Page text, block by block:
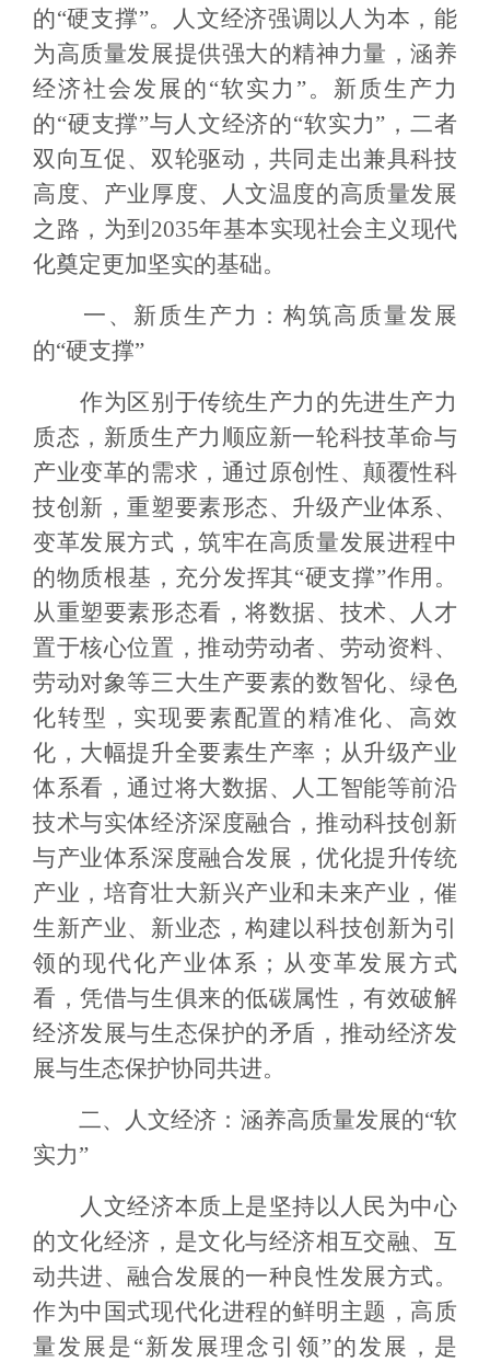
的“硬支撑”。人文经济强调以人为本，能
为高质量发展提供强大的精神力量，涵养
经济社会发展的“软实力”。新质生产力
的“硬支撑”与人文经济的“软实力”，二者
双向互促、双轮驱动，共同走出兼具科技
高度、产业厚度、人文温度的高质量发展
之路，为到2035年基本实现社会主义现代
化奠定更加坚实的基础。
一、新质生产力：构筑高质量发展
的“硬支撑”
作为区别于传统生产力的先进生产力
质态，新质生产力顺应新一轮科技革命与
产业变革的需求，通过原创性、颠覆性科
技创新，重塑要素形态、升级产业体系、
变革发展方式，筑牢在高质量发展进程中
的物质根基，充分发挥其“硬支撑”作用。
从重塑要素形态看，将数据、技术、人才
置于核心位置，推动劳动者、劳动资料、
劳动对象等三大生产要素的数智化、绿色
化转型，实现要素配置的精准化、高效
化，大幅提升全要素生产率；从升级产业
体系看，通过将大数据、人工智能等前沿
技术与实体经济深度融合，推动科技创新
与产业体系深度融合发展，优化提升传统
产业，培育壮大新兴产业和未来产业，催
生新产业、新业态，构建以科技创新为引
领的现代化产业体系；从变革发展方式
看，凭借与生俱来的低碳属性，有效破解
经济发展与生态保护的矛盾，推动经济发
展与生态保护协同共进。
二、人文经济：涵养高质量发展的“软
实力”
人文经济本质上是坚持以人民为中心
的文化经济，是文化与经济相互交融、互
动共进、融合发展的一种良性发展方式。
作为中国式现代化进程的鲜明主题，高质
量发展是“新发展理念引领”的发展，是